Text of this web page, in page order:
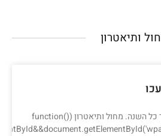
ותיאטרון​
מציע מגוון הצגות לאורך כל השנה. מחול ותיאטרון (function()